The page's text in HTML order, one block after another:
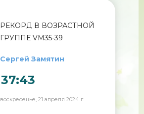
РЕКОРД В ВОЗРАСТНОЙ
ГРУППЕ VM35-39
Сергей Замятин
37:43
воскресенье, 21 апреля 2024 г.